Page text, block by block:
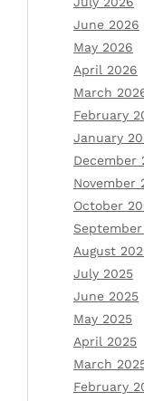
June 2026
May 2026
April 2026
March
February
January
December
November
October
August
July 2025
June 2025
May 2025
April 2025
March
February